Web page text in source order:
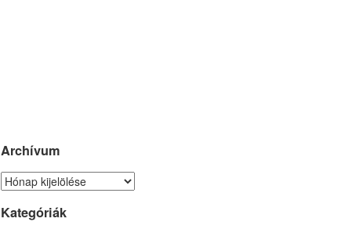
Archívum
Archívum
Kategóriák